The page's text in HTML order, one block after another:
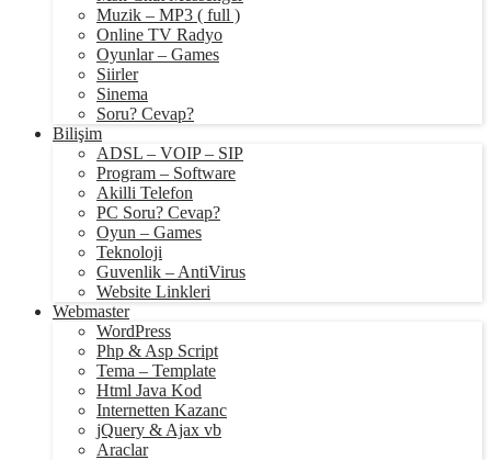
Muzik – MP3 ( full )
Online TV Radyo
Oyunlar – Games
Siirler
Sinema
Soru? Cevap?
Bilişim
ADSL – VOIP – SIP
Program – Software
Akilli Telefon
PC Soru? Cevap?
Oyun – Games
Teknoloji
Guvenlik – AntiVirus
Website Linkleri
Webmaster
WordPress
Php & Asp Script
Tema – Template
Html Java Kod
Internetten Kazanc
jQuery & Ajax vb
Araclar